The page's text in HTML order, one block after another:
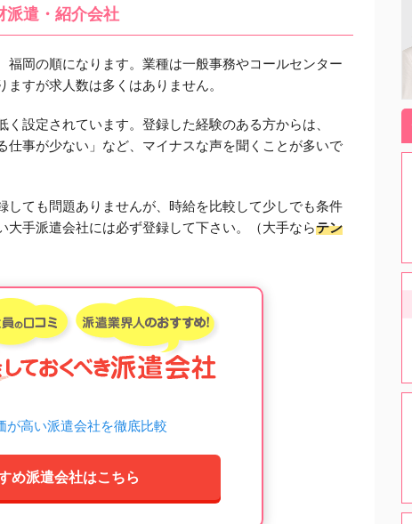
派遣・紹介会社
福岡の順になります。業種は一般事務やコールセンター
すが求人数は多くはありません。
設定されています。登録した経験のある方からは、
仕事が少ない」など、マイナスな声を聞くことが多いで
しても問題ありませんが、時給を比較して少しでも条件
大手派遣会社には必ず登録して下さい。（大手ならテン
が高い派遣会社を徹底比較
め派遣会社はこちら